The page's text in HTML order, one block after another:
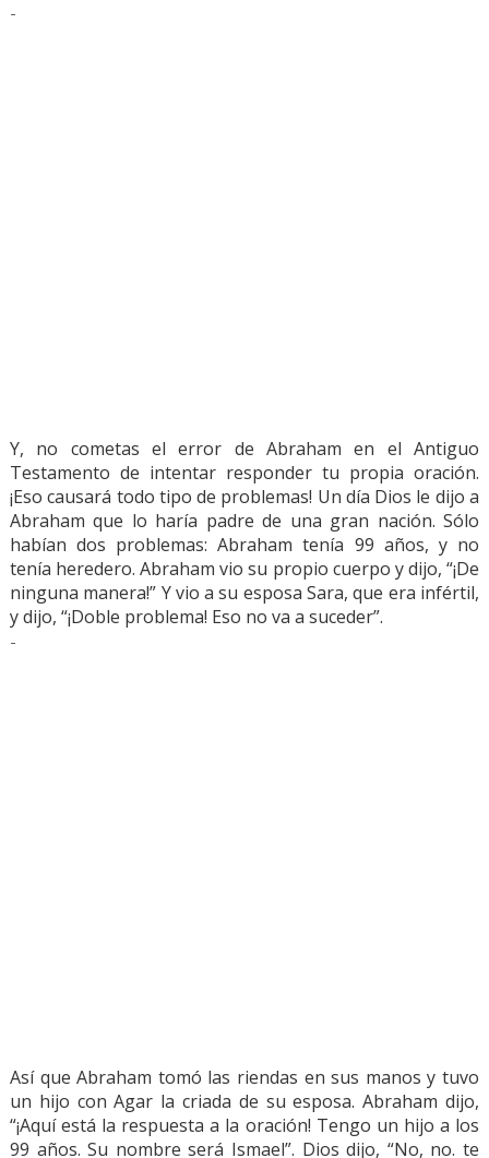
-
Y, no cometas el error de Abraham en el Antiguo
Testamento de intentar responder tu propia oración.
¡Eso causará todo tipo de problemas! Un día Dios le dijo a
Abraham que lo haría padre de una gran nación. Sólo
habían dos problemas: Abraham tenía 99 años, y no
tenía heredero. Abraham vio su propio cuerpo y dijo, “¡De
ninguna manera!” Y vio a su esposa Sara, que era infértil,
y dijo, “¡Doble problema! Eso no va a suceder”.
-
Así que Abraham tomó las riendas en sus manos y tuvo
un hijo con Agar la criada de su esposa. Abraham dijo,
“¡Aquí está la respuesta a la oración! Tengo un hijo a los
99 años. Su nombre será Ismael”. Dios dijo, “No, no. te